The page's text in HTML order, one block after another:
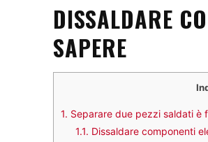
DISSALDARE
SAPERE
1. Separare due pezzi saldati è
1.1. Dissaldare componenti